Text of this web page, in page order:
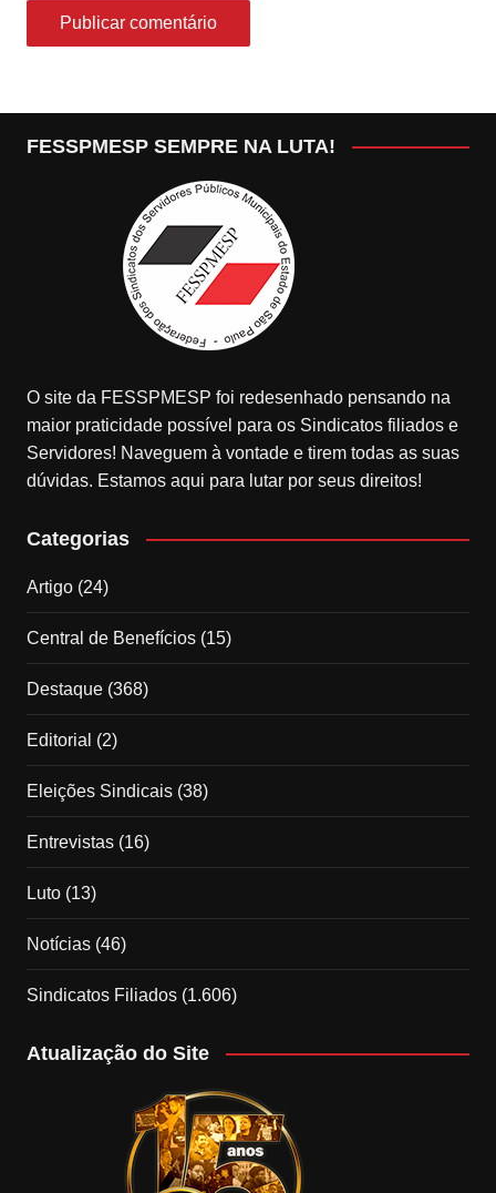
FESSPMESP SEMPRE NA LUTA!
O site da FESSPMESP foi redesenhado pensando na
maior praticidade possível para os Sindicatos filiados e
Servidores! Naveguem à vontade e tirem todas as suas
dúvidas. Estamos aqui para lutar por seus direitos!
Categorias
Artigo(24)
Central de Benefícios(15)
Destaque(368)
Editorial (2)
Eleições Sindicais(38)
Entrevistas(16)
Luto(13)
Notícias(46)
Sindicatos Filiados(1.606)
Atualização do Site